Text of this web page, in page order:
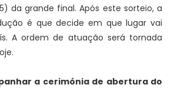
da grande final. Após este sorteio, a
é que decide em que lugar vai
A ordem de atuação será tornada
a cerimónia de abertura do